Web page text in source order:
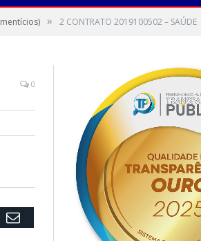
» 2 CONTRATO 2019100502 – SAÚDE
0
Email